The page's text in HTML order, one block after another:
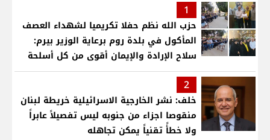
1
حزب الله نظم حفلا تكريميا لشهداء العصف
المأكول في بلدة روم برعاية الوزير بيرم:
سلاح الإرادة والإيمان أقوى من كل أسلحة
العالم .. ونريد الدولة التي تجمع اللبنانيين
2
خلف: نشر الخارجية الاسرائيلية خريطة لبنان
منقوصا اجزاء من جنوبه ليس تفصيلاً عابراً
ولا خطأً تقنياً يمكن تجاهله